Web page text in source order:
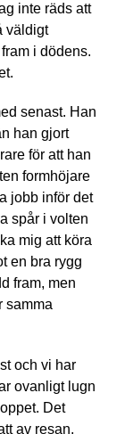
inte räds att
väldigt
i dödens.
senast. Han
han gjort
för att han
formhöjare
jobb inför det
spår i volten
mig att köra
en bra rygg
fram, men
samma
och vi har
ovanligt lugn
Det
av resan,